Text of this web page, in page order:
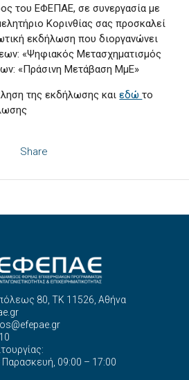
Share
του ΕΦΕΠΑΕ, σε συνεργασία με
Κορινθίας σας προσκαλεί
εκδήλωση που διοργανώνει
«Ψηφιακός Μετασχηματισμός
«Πράσινη Μετάβαση ΜμΕ»
της εκδήλωσης καιεδώτο
80, ΤΚ 11526, Αθήνα
09:00 – 17:00